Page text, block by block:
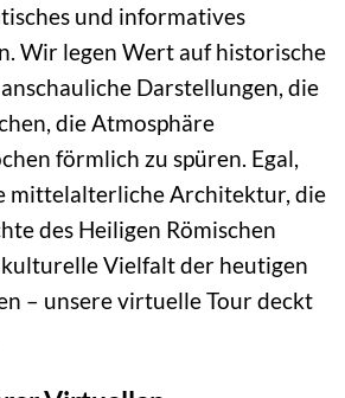
und informatives
Wir legen Wert auf historische
Darstellungen, die
die Atmosphäre
förmlich zu spüren. Egal,
mittelalterliche Architektur, die
des Heiligen Römischen
kulturelle Vielfalt der heutigen
– unsere virtuelle Tour deckt